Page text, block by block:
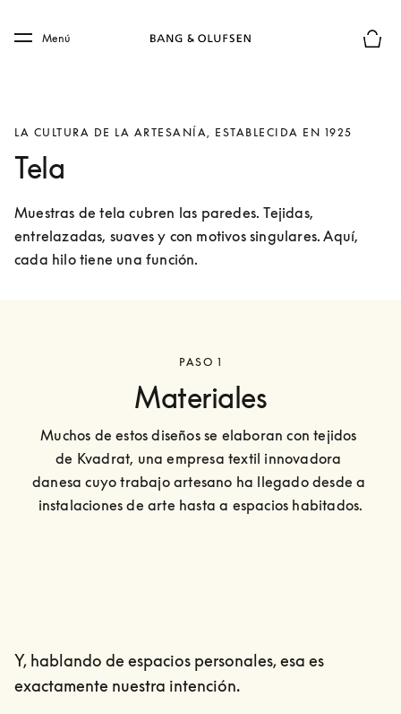
Skip to main footer
Menú
LA CULTURA DE LA ARTESANÍA, ESTABLECIDA EN 1925
Tela
Muestras de tela cubren las paredes. Tejidas,
entrelazadas, suaves y con motivos singulares. Aquí,
cada hilo tiene una función.
PASO 1
Materiales
Muchos de estos diseños se elaboran con tejidos
de Kvadrat, una empresa textil innovadora
danesa cuyo trabajo artesano ha llegado desde a
instalaciones de arte hasta a espacios habitados.
Y, hablando de espacios personales, esa es
exactamente nuestra intención.